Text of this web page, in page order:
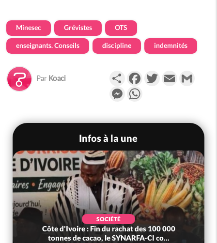
Minesec Grévistes OTS
enseignants. Conseils discipline indemnités
Par Koaci PartagerFacebookTwitterEmail
Messenger
Infos à la une
SOCIÉTÉ
Côte d'Ivoire : Fin du rachat des 100 000
tonnes de cacao, le SYNARFA-CI co...